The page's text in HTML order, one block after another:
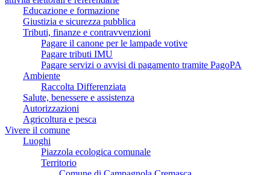
Educazione e formazione
Giustizia e sicurezza pubblica
Tributi, finanze e contravvenzioni
Pagare il canone per le lampade votive
Pagare tributi IMU
Pagare servizi o avvisi di pagamento tramite PagoPA
Ambiente
Raccolta Differenziata
Salute, benessere e assistenza
Autorizzazioni
Agricoltura e pesca
Vivere il comune
Luoghi
Piazzola ecologica comunale
Territorio